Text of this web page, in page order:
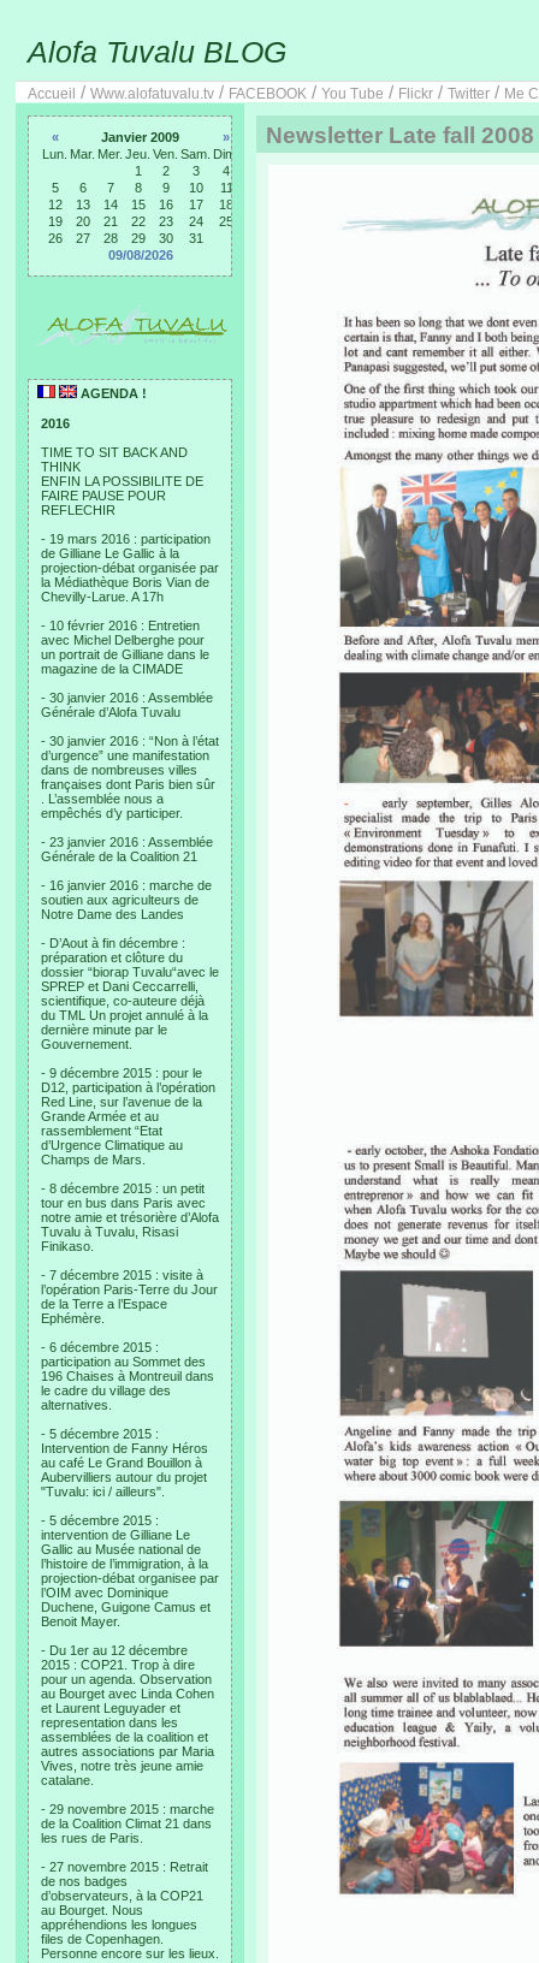
Alofa Tuvalu BLOG
Accueil / Www.alofatuvalu.tv / FACEBOOK / You Tube / Flickr / Twitter / Me
« Janvier 2009
»
Lun. Mar. Mer. Jeu. Ven. Sam. Dim.
1
2 3
4
5
6 7 8 9 10
11
12
13 14 15 16 17
18
19
20 21 22 23 24
25
26
27 28 29 30
31
09/08/2026
AGENDA !
2016
TIME TO SIT BACK AND
THINK
ENFIN LA POSSIBILITE DE
FAIRE PAUSE POUR
REFLECHIR
- 19 mars 2016 : participation
de Gilliane Le Gallic à la
projection-débat organisée par
la Médiathèque Boris Vian de
Chevilly-Larue. A 17h
- 10 février 2016 : Entretien
avec Michel Delberghe pour
un portrait de Gilliane dans le
magazine de la CIMADE
- 30 janvier 2016 : Assemblée
Générale d’Alofa Tuvalu
- 30 janvier 2016 : “Non à l’état
d’urgence” une manifestation
dans de nombreuses villes
françaises dont Paris bien sûr
. L’assemblée nous a
empêchés d’y participer.
- 23 janvier 2016 : Assemblée
Générale de la Coalition 21
- 16 janvier 2016 : marche de
soutien aux agriculteurs de
Notre Dame des Landes
- D’Aout à fin décembre :
préparation et clôture du
dossier “biorap Tuvalu“avec le
SPREP et Dani Ceccarrelli,
scientifique, co-auteure déjà
du TML Un projet annulé à la
dernière minute par le
Gouvernement.
- 9 décembre 2015 : pour le
D12, participation à l’opération
Red Line, sur l’avenue de la
Grande Armée et au
rassemblement “Etat
d’Urgence Climatique au
Champs de Mars.
- 8 décembre 2015 : un petit
tour en bus dans Paris avec
notre amie et trésorière d’Alofa
Tuvalu à Tuvalu, Risasi
Finikaso.
- 7 décembre 2015 : visite à
l’opération Paris-Terre du Jour
de la Terre a l’Espace
Ephémère.
- 6 décembre 2015 :
participation au Sommet des
196 Chaises à Montreuil dans
le cadre du village des
alternatives.
- 5 décembre 2015 :
Intervention de Fanny Héros
au café Le Grand Bouillon à
Aubervilliers autour du projet
"Tuvalu: ici / ailleurs".
- 5 décembre 2015 :
intervention de Gilliane Le
Gallic au Musée national de
l’histoire de l’immigration, à la
projection-débat organisee par
l’OIM avec Dominique
Duchene, Guigone Camus et
Benoit Mayer.
- Du 1er au 12 décembre
2015 : COP21. Trop à dire
pour un agenda. Observation
au Bourget avec Linda Cohen
et Laurent Leguyader et
representation dans les
assemblées de la coalition et
autres associations par Maria
Vives, notre très jeune amie
catalane.
- 29 novembre 2015 : marche
de la Coalition Climat 21 dans
les rues de Paris.
- 27 novembre 2015 : Retrait
de nos badges
d’observateurs, à la COP21
au Bourget. Nous
appréhendions les longues
files de Copenhagen.
Personne encore sur les lieux.
Newsletter Late fall